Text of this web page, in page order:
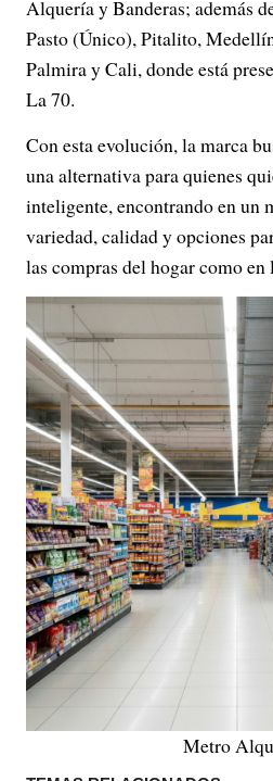
Alquería y Banderas; además
Pasto (Único), Pitalito,
Palmira y Cali, donde está
La 70.
Con esta evolución, la marca
una alternativa para quienes
inteligente, encontrando en un
variedad, calidad y opciones
las compras del hogar como en
Metro